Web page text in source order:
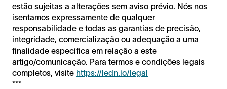
estão sujeitas a alterações sem aviso prévio. Nós nos
isentamos expressamente de qualquer
responsabilidade e todas as garantias de precisão,
integridade, comercialização ou adequação a uma
finalidade específica em relação a este
artigo/comunicação. Para termos e condições legais
completos, visite https://ledn.io/legal
***